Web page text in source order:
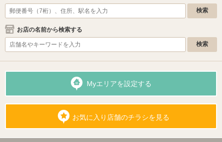
お店の名前から検索する
Myエリアを設定する
お気に入り店舗のチラシを見る